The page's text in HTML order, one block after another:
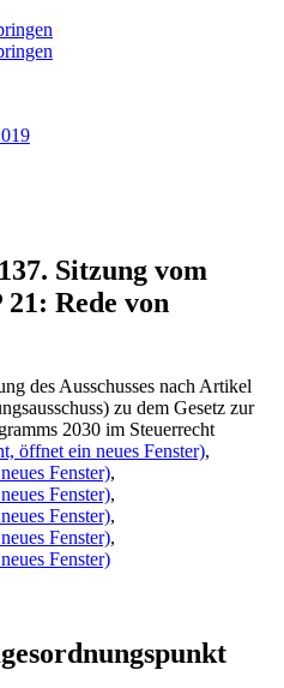
137. Sitzung vom
21: Rede von
des Ausschusses nach Artikel
zu dem Gesetz zur
2030 im Steuerrecht
öffnet ein neues Fenster),
Fenster),
Fenster),
Fenster),
Fenster),
Fenster)